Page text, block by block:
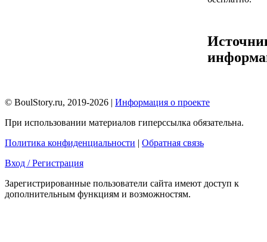
© BoulStory.ru, 2019-2026 | Информация о проекте
При использовании материалов гиперссылка обязательна.
Политика конфиденциальности | Обратная связь
Вход / Регистрация
Зарегистрированные пользователи сайта имеют доступ к
дополнительным функциям и возможностям.